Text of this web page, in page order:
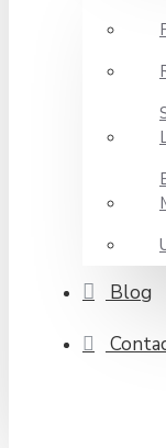
Blog